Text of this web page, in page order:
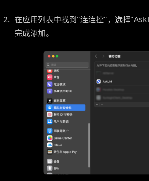
在应用列表中找到"连连控"，选择
完成添加。